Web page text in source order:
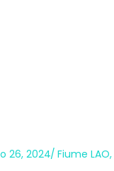
26, 2024 Fiume LAO,